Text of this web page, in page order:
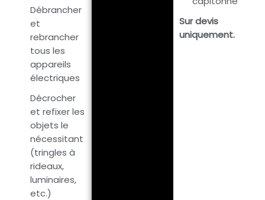
Débrancher
et
rebrancher
tous les
appareils
électriques
Décrocher
et refixer les
objets le
nécessitant
(tringles à
rideaux,
luminaires,
etc.)
Sur devis
uniquement.